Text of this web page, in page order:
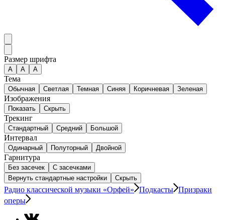
Размер шрифта
А A A
Тема
Обычная Светлая Темная Синяя Коричневая Зеленая
Изображения
Показать Скрыть
Трекинг
Стандартный Средний Большой
Интервал
Одинарный Полуторный Двойной
Гарнитура
Без засечек
С засечками
Вернуть стандартные настройки
Скрыть
Радио классической музыки «Орфей» Подкасты Призраки
оперы